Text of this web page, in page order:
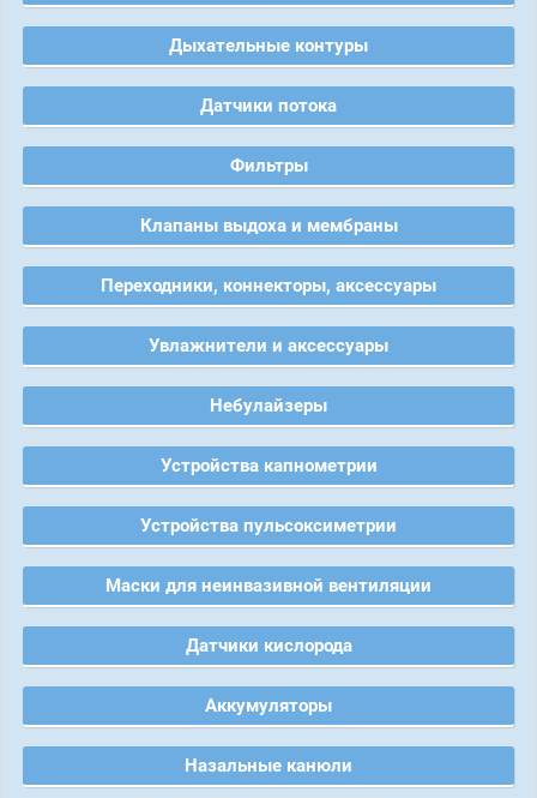
Дыхательные контуры
Датчики потока
Фильтры
Клапаны выдоха и мембраны
Переходники, коннекторы, аксессуары
Увлажнители и аксессуары
Небулайзеры
Устройства капнометрии
Устройства пульсоксиметрии
Маски для неинвазивной вентиляции
Датчики кислорода
Аккумуляторы
Назальные канюли